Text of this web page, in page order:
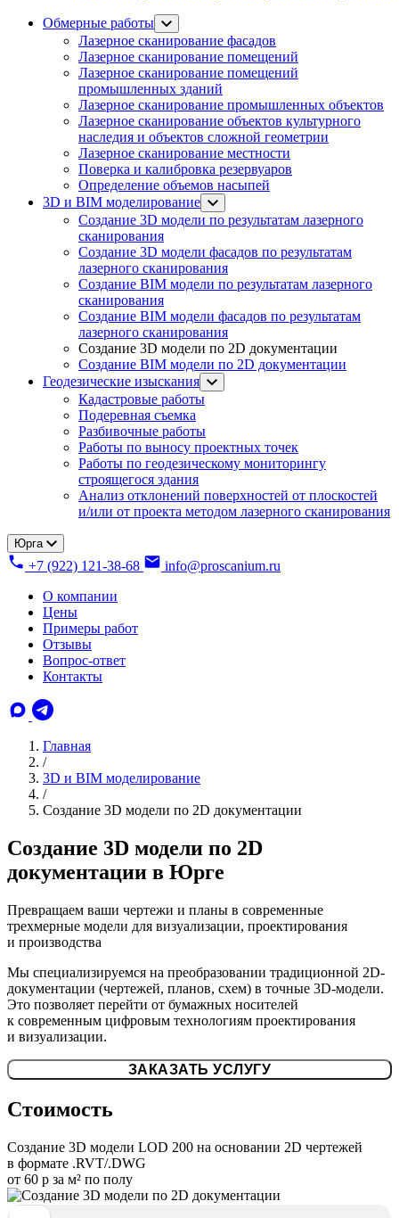
Обмерные работы
Лазерное сканирование фасадов
Лазерное сканирование помещений
Лазерное сканирование помещений
промышленных зданий
Лазерное сканирование промышленных объектов
Лазерное сканирование объектов культурного
наследия и объектов сложной геометрии
Лазерное сканирование местности
Поверка и калибровка резервуаров
Определение объемов насы​​пей
3D и BIM моделирование
Создание 3D модели по результатам лазерного
сканирования
Создание 3D модели фасадов по результатам
лазерного сканирования
Создание BIM модели по результатам лазерного
сканирования
Создание BIM модели фасадов по результатам
лазерного сканирования
Создание 3D модели по 2D документации
Создание BIM модели по 2D документации
Геодезические изыскания
Кадастровые работы
Подеревная съемка
Разбивочные работы
Работы по выносу проектных точек
Работы по геодезическому мониторингу
строящегося здания
Анализ отклонений поверхностей от плоскостей
и/или от проекта методом лазерного сканирования
Юрга
+7 (922) 121-38-68
info@proscanium.ru
О компании
Цены
Примеры работ
Отзывы
Вопрос-ответ
Контакты
Главная
/
3D и BIM моделирование
/
Создание 3D модели по 2D документации
Создание 3D модели по 2D
документации в Юрге
Превращаем ваши чертежи и планы в современные
трехмерные модели для визуализации, проектирования
и производства
Мы специализируемся на преобразовании традиционной 2D-
документации (чертежей, планов, схем) в точные 3D-модели.
Это позволяет перейти от бумажных носителей
к современным цифровым технологиям проектирования
и визуализации.
ЗАКАЗАТЬ УСЛУГУ
Стоимость
Создание 3D модели LOD 200 на основании 2D чертежей
в формате .RVT/.DWG
от 60 р за м² по полу